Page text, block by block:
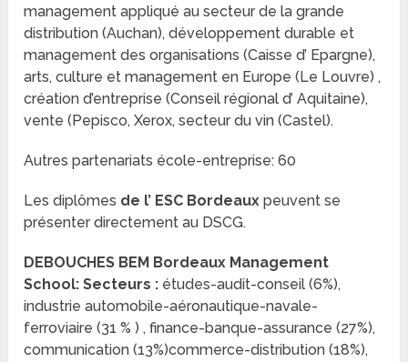
management appliqué au secteur de la grande
distribution (Auchan), développement durable et
management des organisations (Caisse d’ Epargne),
arts, culture et management en Europe (Le Louvre) ,
création d’entreprise (Conseil régional d’ Aquitaine),
vente (Pepisco, Xerox, secteur du vin (Castel).
Autres partenariats école-entreprise: 60
Les diplômes de l’ ESC Bordeauxpeuvent se
présenter directement au DSCG.
DEBOUCHES BEM Bordeaux Management
School: Secteurs : études-audit-conseil (6%),
industrie automobile-aéronautique-navale-
ferroviaire (31 % ) , finance-banque-assurance (27%),
communication (13%)commerce-distribution (18%),